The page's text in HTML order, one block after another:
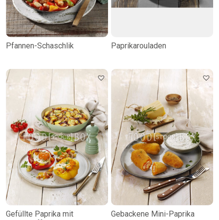
Pfannen-Schaschlik Paprikarouladen
Gefüllte Paprika mit
Gebackene Mini-Paprika